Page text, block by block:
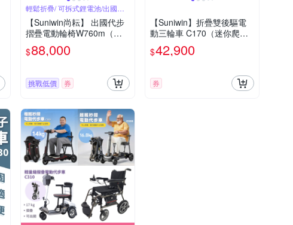
輕鬆折疊/ 可拆式鋰電池/出國首
選
【Suniwin尚耘】 出國代步
摺疊電動輪椅W760m（輕
鬆折疊/ 可拆式鋰電池/ 出國
首選）
$88,000
挑戰低價 券
【Suniwin】折疊雙後驅電
動三輪車 C170（迷你爬坡
強/ 老年代步車/ 室內戶外出
遊）
$42,900
券